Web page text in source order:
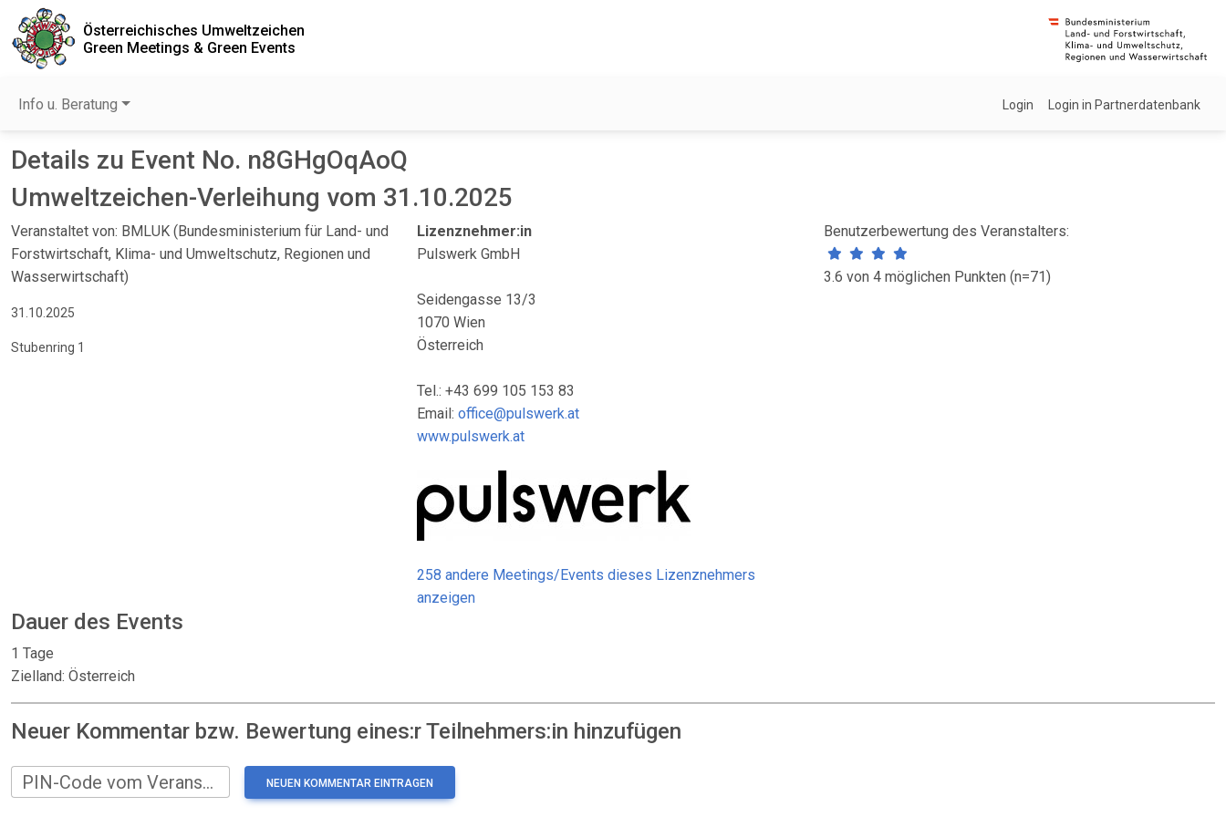
Österreichisches Umweltzeichen
Green Meetings & Green Events
Info u. Beratung Login Login in Partnerdatenbank
Details zu Event No. n8GHgOqAoQ
Umweltzeichen-Verleihung vom 31.10.2025
Veranstaltet von: BMLUK (Bundesministerium für Land- und
Forstwirtschaft, Klima- und Umweltschutz, Regionen und
Wasserwirtschaft)
31.10.2025
Stubenring 1
Lizenznehmer:in
Pulswerk GmbH
Seidengasse 13/3
1070 Wien
Österreich
Tel.: +43 699 105 153 83
Email:office@pulswerk.at
www.pulswerk.at
258 andere Meetings/Events dieses Lizenznehmers
anzeigen
Benutzerbewertung des Veranstalters:
3.6 von 4 möglichen Punkten (n=71)
Dauer des Events
1 Tage
Zielland: Österreich
Neuer Kommentar bzw. Bewertung eines:r Teilnehmers:in hinzufügen
PIN-Code vom Veranstalter